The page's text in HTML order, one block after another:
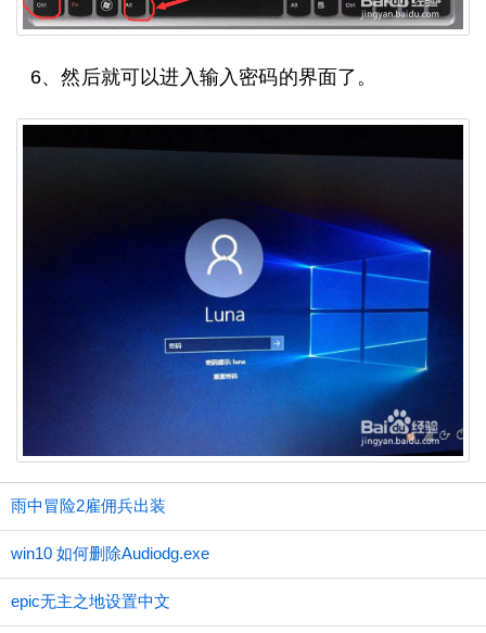
6、然后就可以进入输入密码的界面了。
雨中冒险2雇佣兵出装
win10 如何删除Audiodg.exe
epic无主之地设置中文